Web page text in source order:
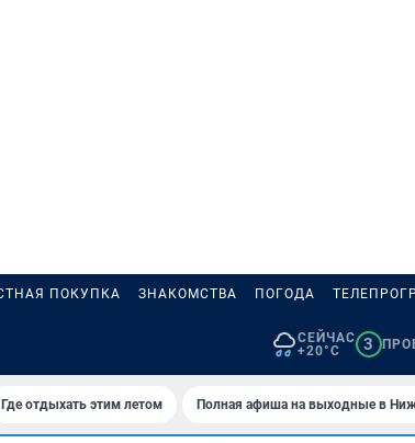
ПОКУПКА ЗНАКОМСТВА ПОГОДА
СЕЙЧАС
+20°C
3
Где отдыхать этим летом Полная афиша на выходные в